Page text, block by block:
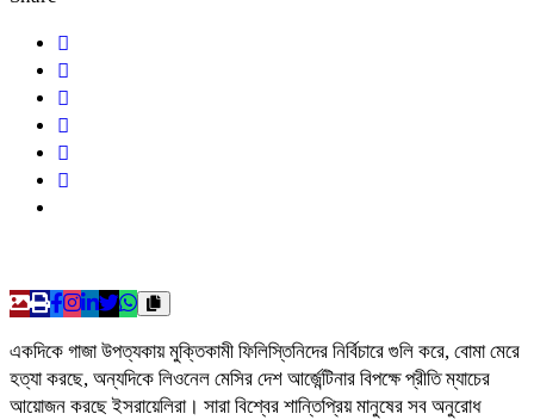
একদিকে গাজা উপত্যকায় মুক্তিকামী ফিলিস্তিনিদের নির্বিচারে গুলি করে, বোমা মেরে
হত্যা করছে, অন্যদিকে লিওনেল মেসির দেশ আর্জেন্টিনার বিপক্ষে প্রীতি ম্যাচের
আয়োজন করছে ইসরায়েলিরা। সারা বিশ্বের শান্তিপ্রিয় মানুষের সব অনুরোধ